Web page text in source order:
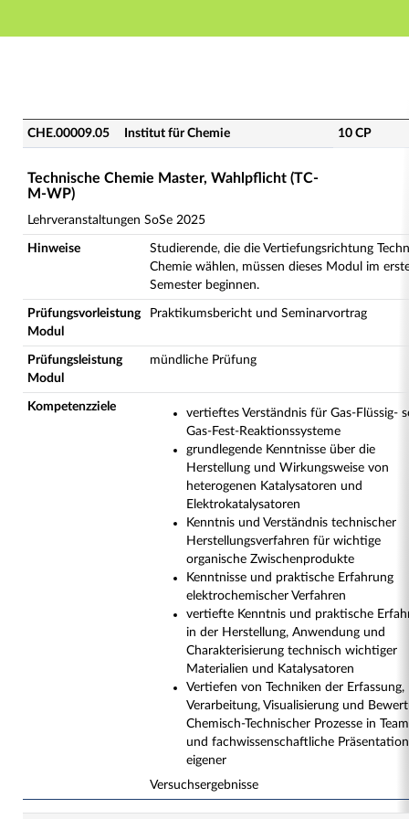
Hauptnavigation
CHE.00009.05 - Technische Chemie Master,
CHE.00009.05 Institut für Chemie 10 CP
Technische Chemie Master, Wahlpflicht (TC-
M-WP)
Lehrveranstaltungen SoSe 2025
Hinweise
Studierende, die die Vertiefungsrichtung
Chemie wählen, müssen dieses Modul im
Semester beginnen.
Prüfungsvorleistung
Modul
Praktikumsbericht und Seminarvortrag
Prüfungsleistung
Modul
mündliche Prüfung
Kompetenzziele
vertieftes Verständnis für Gas-Flüssig-
Gas-Fest-Reaktionssysteme
grundlegende Kenntnisse über die
Herstellung und Wirkungsweise von
heterogenen Katalysatoren und
Elektrokatalysatoren
Kenntnis und Verständnis technischer
Herstellungsverfahren für wichtige
organische Zwischenprodukte
Kenntnisse und praktische Erfahrung
elektrochemischer Verfahren
vertiefte Kenntnis und praktische
in der Herstellung, Anwendung und
Charakterisierung technisch wichtiger
Materialien und Katalysatoren
Vertiefen von Techniken der Erfassung,
Verarbeitung, Visualisierung und
Chemisch-Technischer Prozesse in
und fachwissenschaftliche Präsentation
eigener
Versuchsergebnisse